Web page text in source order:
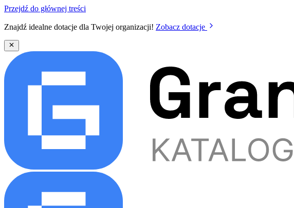
Przejdź do głównej treści
Znajdź idealne dotacje dla Twojej organizacji! Zobacz dotacje